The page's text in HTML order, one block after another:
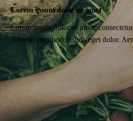
Lorem ipsum dolor sit amet
Lorem ipsum dolor sit amet,
Aenean commodo ligula eget dolor.